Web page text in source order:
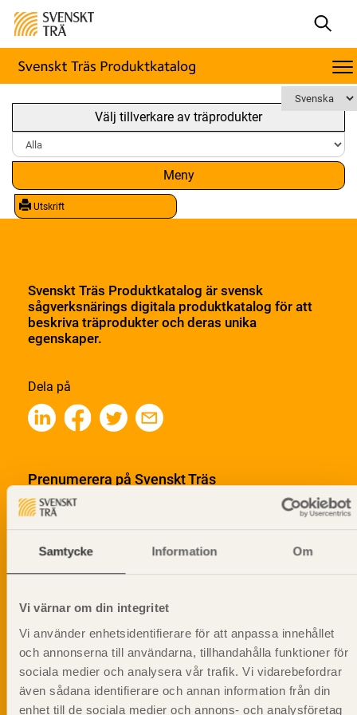
Samtycke Information Om
Vi värnar om din integritet
Vi använder enhetsidentifierare för att anpassa innehållet
och annonserna till användarna, tillhandahålla funktioner för
sociala medier och analysera vår trafik. Vi vidarebefordrar
även sådana identifierare och annan information från din
enhet till de sociala medier och annons- och analysföretag
Välj tillverkare av träprodukter
Meny
Utskrift
Svenskt Träs Produktkatalog är svensk
sågverksnärings digitala produktkatalog för att
beskriva träprodukter och deras unika
egenskaper.
Dela på
Prenumerera på Svenskt Träs
informationsutskick!